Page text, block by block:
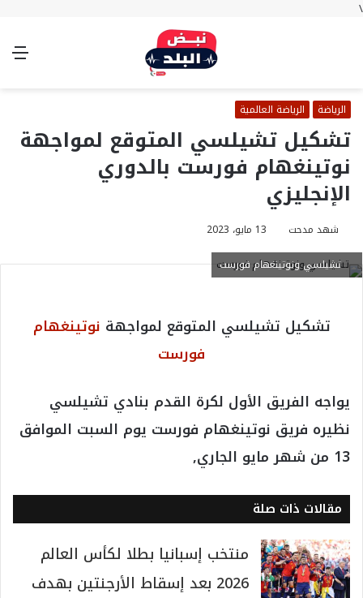
\
الوضع
الرياضة الرياضة العالمية
تشكيل تشيلسي المتوقع لمواجهة
نوتينغهام فورست بالدوري
الإنجليزي
شهد مدحت
13 مايو، 2023
تشيلسي ونوتينغهام فورست
تشكيل تشيلسي المتوقع لمواجهة نوتينغهام
فورست
يواجه الفريق الأول لكرة القدم بنادي تشيلسي
نظيره فريق نوتينغهام فورست يوم السبت الموافق
13 من شهر مايو الجاري,
مقالات ذات صلة
منتخب إسبانيا بطلا لكأس العالم
2026 بعد إسقاط الأرجنتين بهدف